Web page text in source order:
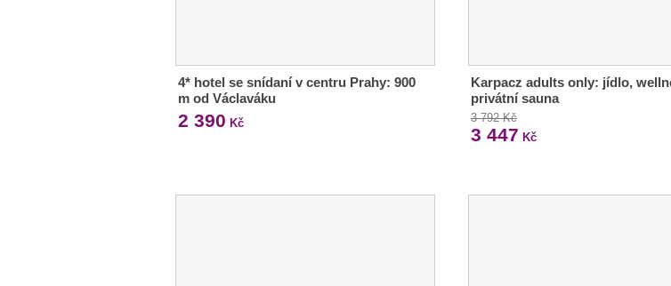
4* hotel se snídaní v centru Prahy: 900
m od Václaváku
2 390 Kč
Karpacz adults only: jídlo,
privátní sauna
3 792 Kč
3 447 Kč